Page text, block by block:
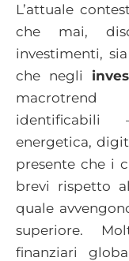
L’attuale
che mai,
investimenti,
che negli
identificabili
energetica,
presente che i
brevi rispetto
quale
superiore.
finanziari